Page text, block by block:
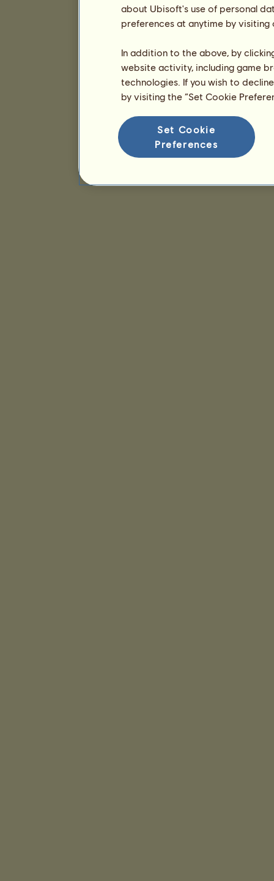
about Ubisoft's use of personal
preferences at anytime by
In addition to the above, by
website activity, including game
technologies. If you wish to
by visiting the “Set Cookie
Set Cookie
Preferences